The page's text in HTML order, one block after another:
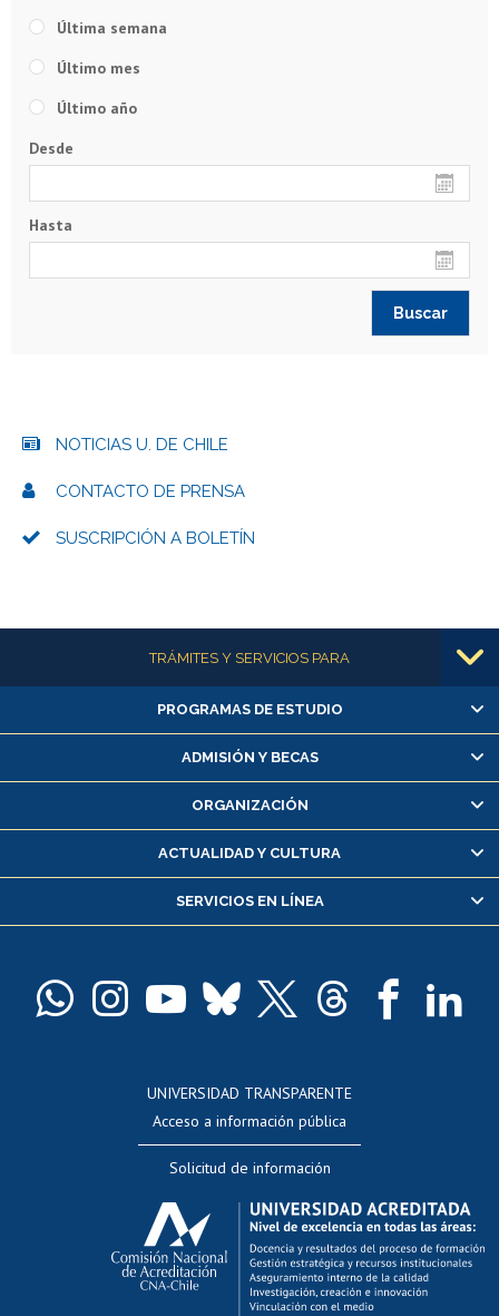
Última semana
Último mes
Último año
Desde
Hasta
NOTICIAS U. DE CHILE
CONTACTO DE PRENSA
SUSCRIPCIÓN A BOLETÍN
Más informaciónTRÁMITES Y SERVICIOS PARA
Alumnas/os y exalumnas/os
Matrícula en línea
Inscripción y cambio de asignaturas
Consulta y certificado de notas
Servicio médico y dental
Pago de arancel y crédito alumnos
Docentes
Evaluación docente
Calificación académica
Postulación al AUCAI
Funcionarias/os
Cursos internos de capacitación
PROGRAMAS DE ESTUDIO
ADMISIÓN Y BECAS
ORGANIZACIÓN
ACTUALIDAD Y CULTURA
SERVICIOS EN LÍNEA
UNIVERSIDAD TRANSPARENTE
Acceso a información pública
Solicitud de información